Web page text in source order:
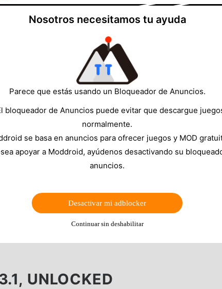
Noxy Games Inc.
UNLOCKED
Nosotros necesitamos tu ayuda
Parece que estás usando un Bloqueador de Anuncios.
bloqueador de Anuncios puede evitar que descargue
normalmente.
se basa en anuncios para ofrecer juegos y MOD
apoyar a Moddroid, ayúdenos desactivando su
anuncios.
Desactivar mi adblocker
Continuar sin deshabilitar